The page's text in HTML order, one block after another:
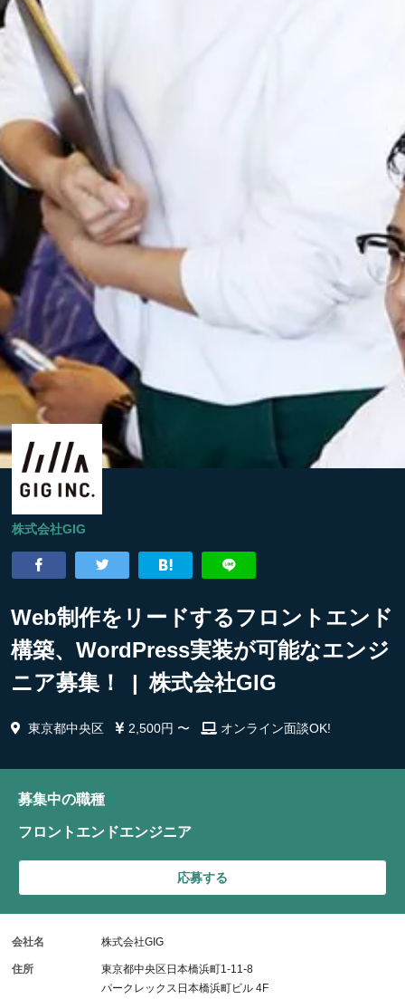
株式会社GIG
Web制作をリードするフロントエンド
構築、WordPress実装が可能なエンジ
ニア募集！ | 株式会社GIG
東京都中央区 2,500円 〜 オンライン面談OK!
募集中の職種
フロントエンドエンジニア
応募する
会社名 株式会社GIG
住所
東京都中央区日本橋浜町1-11-8
パークレックス日本橋浜町ビル 4F